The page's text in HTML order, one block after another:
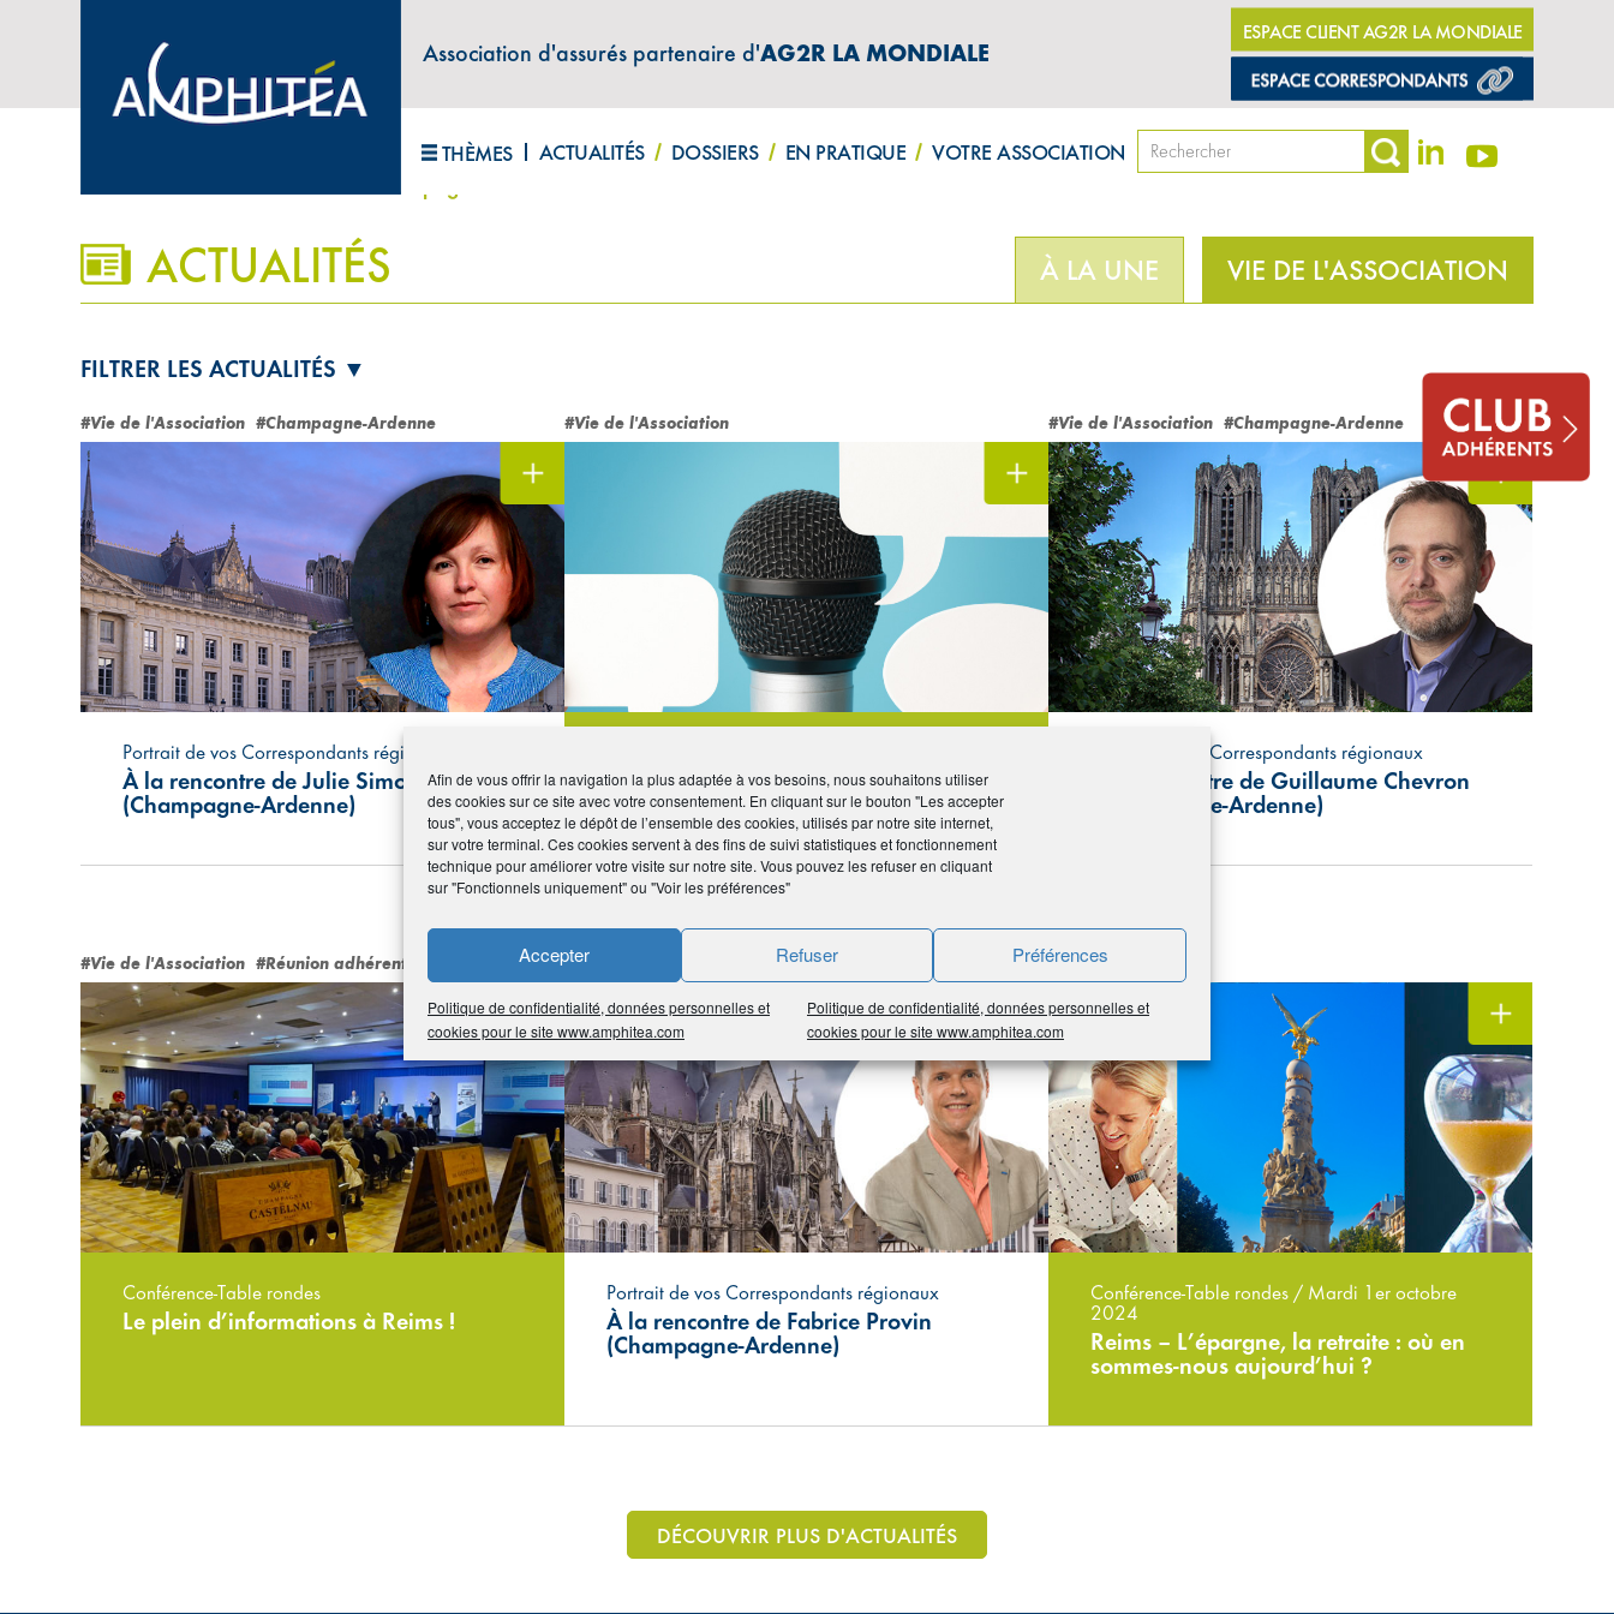
Afin de vous offrir la navigation la plus adaptée à vos besoins, nous souhaitons utiliser
des cookies sur ce site avec votre consentement. En cliquant sur le bouton "Les accepter
tous", vous acceptez le dépôt de l’ensemble des cookies, utilisés par notre site internet,
sur votre terminal. Ces cookies servent à des fins de suivi statistiques et fonctionnement
technique pour améliorer votre visite sur notre site. Vous pouvez les refuser en cliquant
sur "Fonctionnels uniquement" ou "Voir les préférences"
Accepter Refuser Préférences
Politique de confidentialité, données personnelles et
cookies pour le site www.amphitea.com
Politique de confidentialité, données personnelles et
cookies pour le site www.amphitea.com
Association d'assurés partenaire d'AG2R LA MONDIALE
ESPACE CLIENT AG2R LA MONDIALE
THÈMES ACTUALITÉS DOSSIERS EN PRATIQUE VOTRE ASSOCIATION
ABONNEZ-VOUS À LA LETTRE D'INFORMATIONS "AMPHITÉA INFOS"
ACTUALITÉS À LA UNE VIE DE L'ASSOCIATION
FILTRER LES ACTUALITÉS ▼
#Vie de l'Association #Champagne-Ardenne
Portrait de vos Correspondants régionaux
À la rencontre de Julie Simon
(Champagne-Ardenne)
#Vie de l'Association
Ils brossent le portrait d’AMPHITÉA
#Vie de l'Association #Champagne-Ardenne
Portrait de vos Correspondants régionaux
À la rencontre de Guillaume Chevron
(Champagne-Ardenne)
#Vie de l'Association #Réunion adhérents
Conférence-Table rondes
Le plein d’informations à Reims !
#Vie de l'Association #Champagne-Ardenne
Portrait de vos Correspondants régionaux
À la rencontre de Fabrice Provin
(Champagne-Ardenne)
#Réunion adhérents
Conférence-Table rondes / Mardi 1er octobre
2024
Reims – L’épargne, la retraite : où en
sommes-nous aujourd’hui ?
DÉCOUVRIR PLUS D'ACTUALITÉS